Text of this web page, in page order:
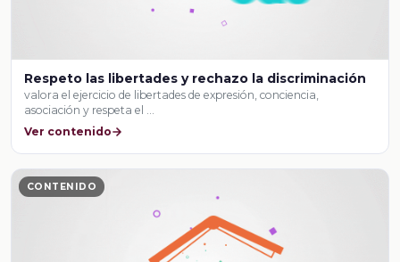
Respeto las libertades y rechazo la discriminación
valora el ejercicio de libertades de expresión, conciencia,
asociación y respeta el …
Ver contenido
CONTENIDO